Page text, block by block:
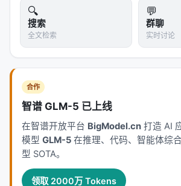
🔍
搜索
全文检索
💬
群聊
实时讨论
合作
智谱 GLM-5 已上线
在智谱开放平台 BigModel.cn 打造 AI
模型 GLM-5 在推理、代码、智能体综
型 SOTA。
领取 2000万 Tokens